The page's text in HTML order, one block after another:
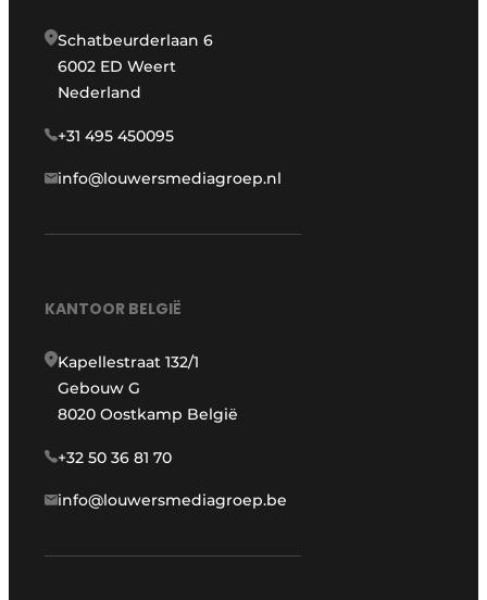
Schatbeurderlaan 6
6002 ED Weert
Nederland
+31 495 450095
info@louwersmediagroep.nl
KANTOOR BELGIË
Kapellestraat 132/1
Gebouw G
8020 Oostkamp België
+32 50 36 81 70
info@louwersmediagroep.be